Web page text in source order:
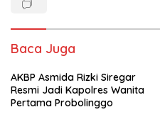
Baca Juga
AKBP Asmida Rizki Siregar
Resmi Jadi Kapolres Wanita
Pertama Probolinggo